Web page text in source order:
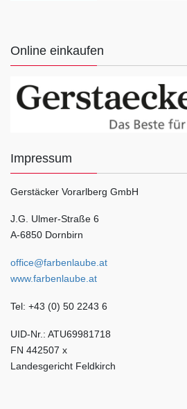
Online einkaufen
Impressum
Gerstäcker Vorarlberg GmbH
J.G. Ulmer-Straße 6
A-6850 Dornbirn
office@farbenlaube.at
www.farbenlaube.at
Tel: +43 (0) 50 2243 6
UID-Nr.: ATU69981718
FN 442507 x
Landesgericht Feldkirch